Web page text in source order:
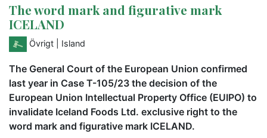
The word mark and figurative mark
ICELAND
Övrigt | Island
The General Court of the European Union confirmed
last year in Case T-105/23 the decision of the
European Union Intellectual Property Office (EUIPO) to
invalidate Iceland Foods Ltd. exclusive right to the
word mark and figurative mark ICELAND.